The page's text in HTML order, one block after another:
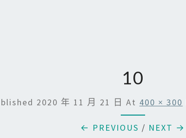
10
2020 年 11 月 21 日 At 400 × 300
← PREVIOUS / NEXT →